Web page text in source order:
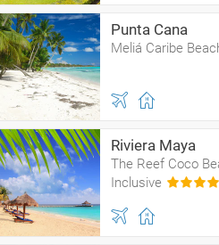
Punta Cana
Meliá Caribe
Riviera Maya
The Reef Coco
Inclusive